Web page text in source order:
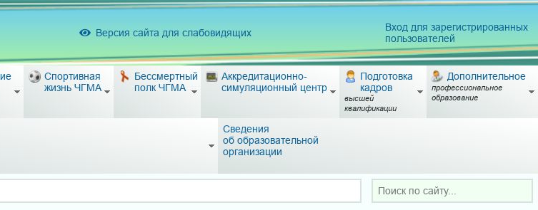
Версия сайта для слабовидящих
Вход для зарегистрированных
пользователей
Спортивная
жизнь ЧГМА
Бессмертный
полк ЧГМА
Аккредитационно-
симуляционный центр
Подготовка
кадров
высшей
квалификации
Дополнительное
профессиональное
образование
Сведения
об образовательной
организации